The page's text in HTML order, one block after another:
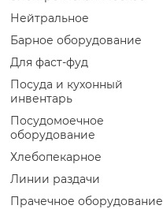
Нейтральное
Барное оборудование
Для фаст-фуд
Посуда и кухонный
инвентарь
Посудомоечное
оборудование
Хлебопекарное
Линии раздачи
Прачечное оборудование